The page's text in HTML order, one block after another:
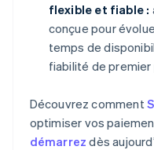
flexible et fiable :
conçue pour
temps de
fiabilité de premier
Découvrez comment
optimiser vos
démarrez dès